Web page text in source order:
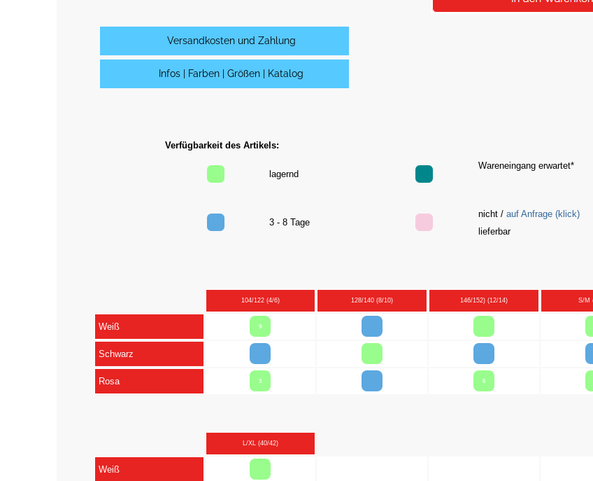
Versandkosten und Zahlung
Infos | Farben | Größen | Katalog
Verfügbarkeit des Artikels:
lagernd
Wareneingang erwartet*
3 - 8 Tage
nicht / auf Anfrage (klick)
lieferbar
104/122 (4/6) 128/140 (8/10) 146/152) (12/14) S/M
Weiß 9
Schwarz
Rosa 3 6
L/XL (40/42)
Weiß